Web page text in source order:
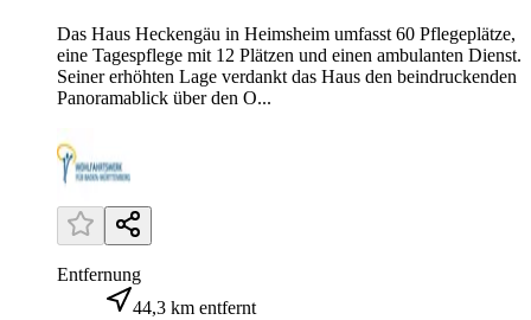
Das Haus Heckengäu in Heimsheim umfasst 60 Pflegeplätze,
eine Tagespflege mit 12 Plätzen und einen ambulanten Dienst.
Seiner erhöhten Lage verdankt das Haus den beindruckenden
Panoramablick über den O...
Entfernung
44,3 km entfernt